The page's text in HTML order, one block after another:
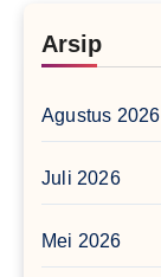
Arsip
Agustus 2026
Juli 2026
Mei 2026